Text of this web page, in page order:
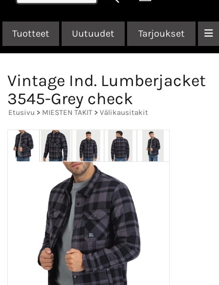
Tuotteet Uutuudet Tarjoukset
Vintage Ind. Lumberjacket
3545-Grey check
Etusivu > MIESTEN TAKIT > Välikausitakit